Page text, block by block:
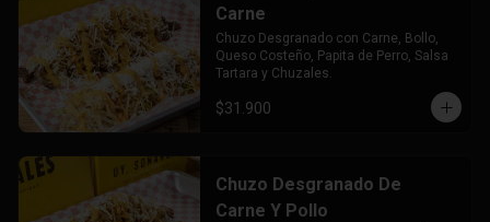
Carne
Chuzo Desgranado con Carne, Bollo,
Queso Costeño, Papita de Perro, Salsa
Tartara y Chuzales.
$31.900
Chuzo Desgranado De
Carne Y Pollo